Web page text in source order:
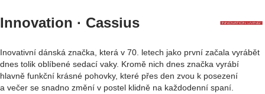
Innovation · Cassius
Inovativní dánská značka, která v 70. letech jako první začala vyrábět
dnes tolik oblíbené sedací vaky. Kromě nich dnes značka vyrábí
hlavně funkční krásné pohovky, které přes den zvou k posezení
a večer se snadno změní v postel klidně na každodenní spaní.